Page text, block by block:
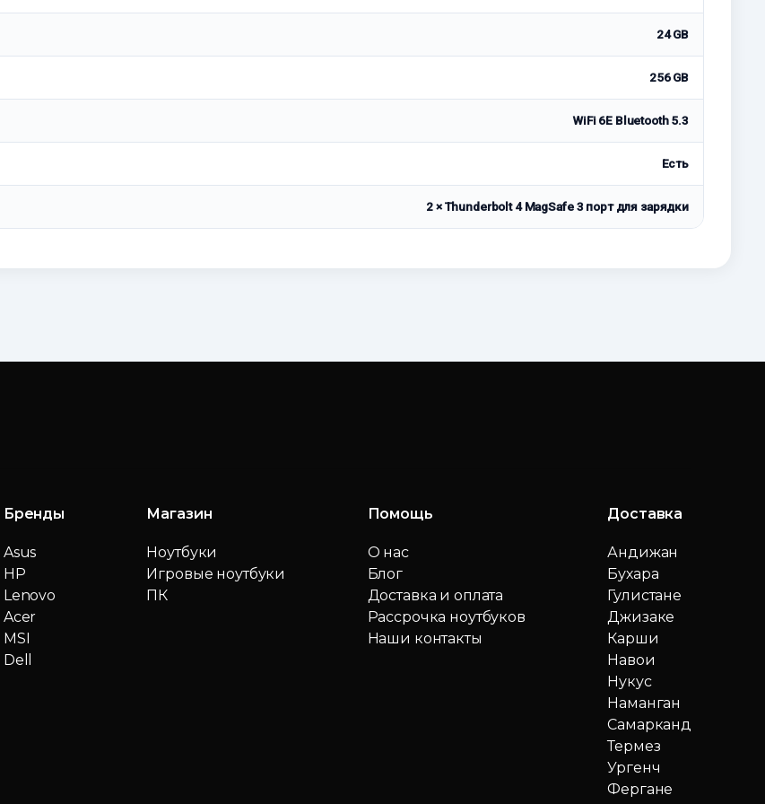
24 GB
256 GB
WiFi 6E Bluetooth 5.3
Есть
2 × Thunderbolt 4 MagSafe 3 порт для зарядки
Бренды
Asus
HP
Lenovo
Acer
MSI
Dell
Магазин
Ноутбуки
Игровые ноутбуки
ПК
Помощь
О нас
Блог
Доставка и оплата
Рассрочка ноутбуков
Наши контакты
Доставка
Андижан
Бухара
Гулистане
Джизаке
Карши
Навои
Нукус
Наманган
Самарканд
Термез
Ургенч
Фергане